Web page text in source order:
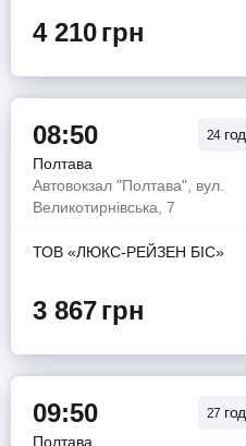
4 210грн
08:50 24 год
Полтава
Автовокзал "Полтава", вул.
Великотирнівська, 7
ТОВ «ЛЮКС-РЕЙЗЕН БІС»
3 867грн
09:50 27 год
Полтава